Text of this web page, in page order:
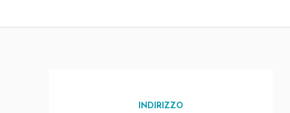
INDIRIZZO